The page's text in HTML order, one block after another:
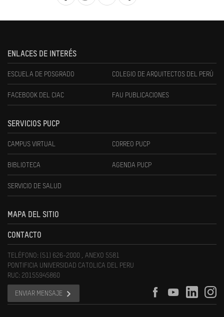
ENLACES DE INTERÉS
ESCUELA DE POSGRADO COLEGIO DE ARQUITECTOS DEL PERÚ
FACEBOOK DEL CIAC FAU PUBLICACIONES
SERVICIOS PUCP
CAMPUS VIRTUAL CORREO PUCP
BIBLIOTECA AGENDA PUCP
SERVICIO DE SALUD
MAPA DEL SITIO
CONTACTO
TELÉFONO: (51) 626-2000 , ANEXO 5581
PONTIFICIA UNIVERSIDAD CATOLICA DEL PERU
RUC: 20155945860
ENVIAR MENSAJE